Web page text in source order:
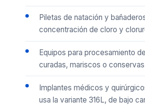
Piletas de natación y
concentración de cloro y
Equipos para procesamiento
curadas, mariscos o
Implantes médicos y
usa la variante 316L, de bajo